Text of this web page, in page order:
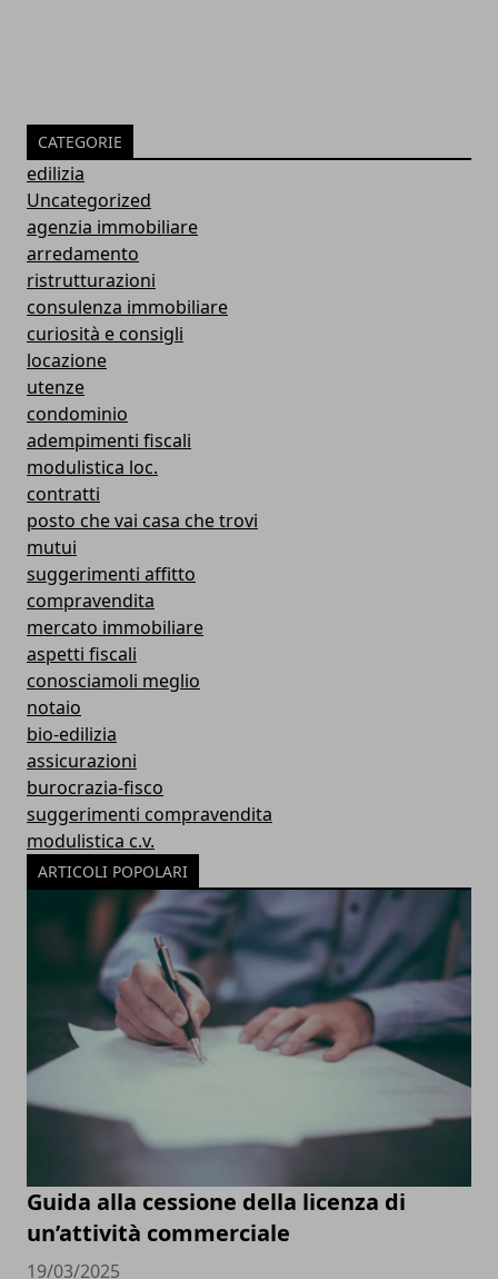
CATEGORIE
edilizia
Uncategorized
agenzia immobiliare
arredamento
ristrutturazioni
consulenza immobiliare
curiosità e consigli
locazione
utenze
condominio
adempimenti fiscali
modulistica loc.
contratti
posto che vai casa che trovi
mutui
suggerimenti affitto
compravendita
mercato immobiliare
aspetti fiscali
conosciamoli meglio
notaio
bio-edilizia
assicurazioni
burocrazia-fisco
suggerimenti compravendita
modulistica c.v.
ARTICOLI POPOLARI
Guida alla cessione della licenza di
un’attività commerciale
19/03/2025